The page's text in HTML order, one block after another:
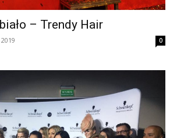
– Trendy Hair
0